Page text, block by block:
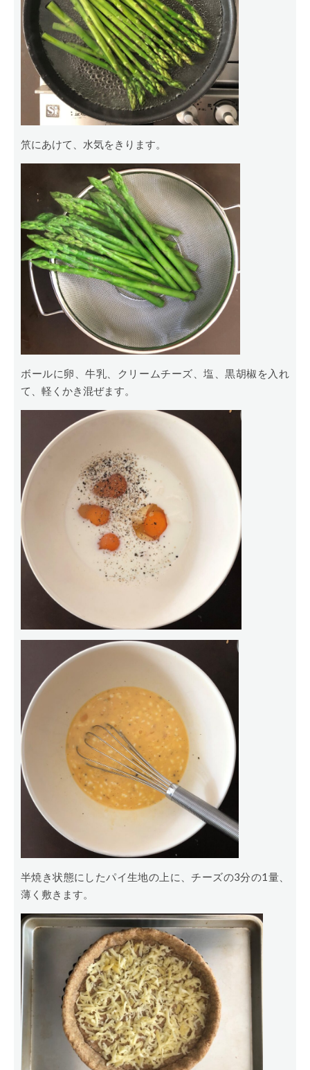
笊にあけて、水気をきります。
ボールに卵、牛乳、クリームチーズ、塩、黒胡椒を入れ
て、軽くかき混ぜます。
半焼き状態にしたパイ生地の上に、チーズの3分の1量、
薄く敷きます。